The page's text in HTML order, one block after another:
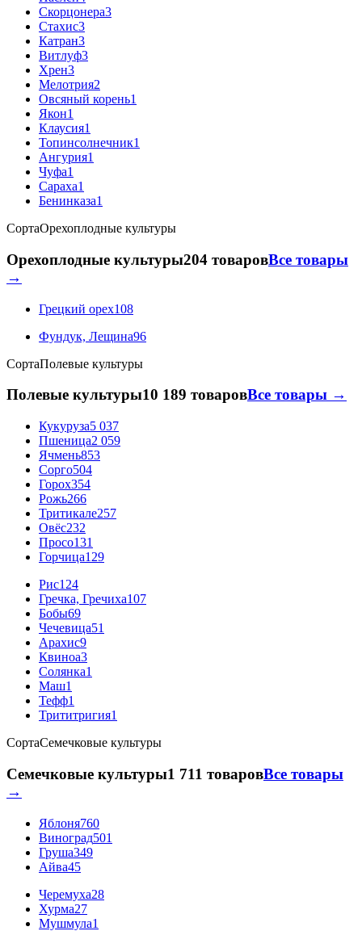
Скорцонера3
Стахис3
Катран3
Витлуф3
Хрен3
Мелотрия2
Овсяный корень1
Якон1
Клаусия1
Топинсолнечник1
Ангурия1
Чуфа1
Сараха1
Бенинказа1
СортаОрехоплодные культуры
Орехоплодные культуры204 товаровВсе товары
→
Грецкий орех108
Фундук, Лещина96
СортаПолевые культуры
Полевые культуры10 189 товаровВсе товары →
Кукуруза5 037
Пшеница2 059
Ячмень853
Сорго504
Горох354
Рожь266
Тритикале257
Овёс232
Просо131
Горчица129
Рис124
Гречка, Гречиха107
Бобы69
Чечевица51
Арахис9
Квиноа3
Солянка1
Маш1
Тефф1
Трититригия1
СортаСемечковые культуры
Семечковые культуры1 711 товаровВсе товары
→
Яблоня760
Виноград501
Груша349
Айва45
Черемуха28
Хурма27
Мушмула1